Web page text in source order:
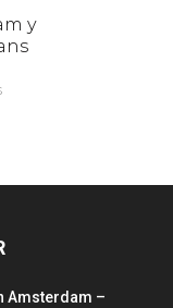
Amsterdam –